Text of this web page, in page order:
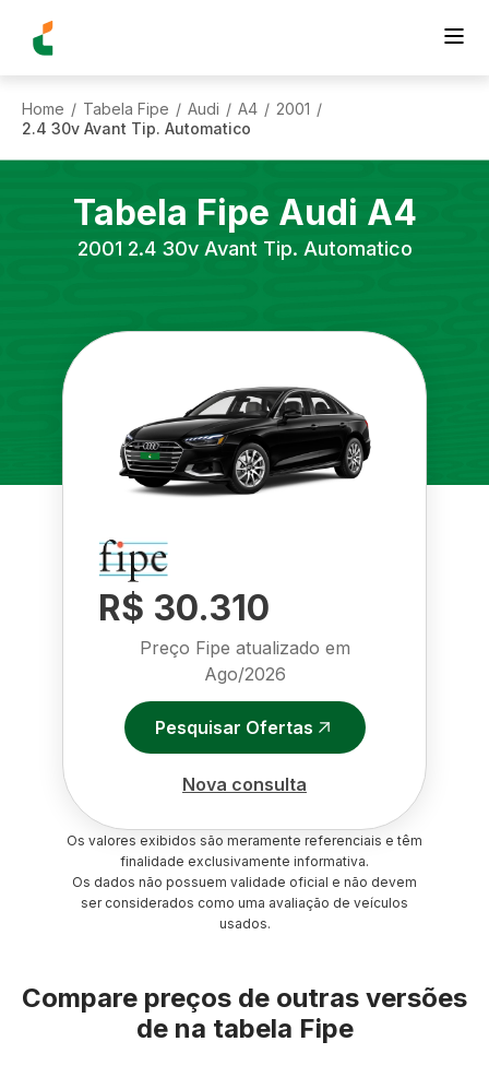
Home / Tabela Fipe / Audi / A4 / 2001 /
2.4 30v Avant Tip. Automatico
Tabela Fipe Audi A4
2001 2.4 30v Avant Tip. Automatico
R$ 30.310
Preço Fipe atualizado em
Ago/2026
Pesquisar Ofertas
Nova consulta
Os valores exibidos são meramente referenciais e têm
finalidade exclusivamente informativa.
Os dados não possuem validade oficial e não devem
ser considerados como uma avaliação de veículos
usados.
Compare preços de outras versões
de na tabela Fipe